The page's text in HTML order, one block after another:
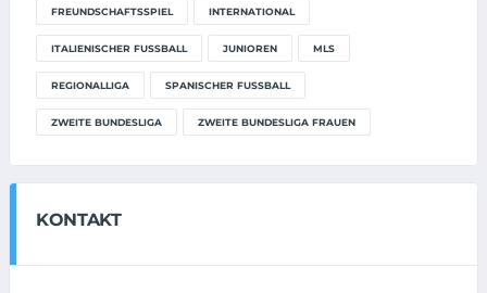
FREUNDSCHAFTSSPIEL INTERNATIONAL
ITALIENISCHER FUSSBALL JUNIOREN MLS
REGIONALLIGA SPANISCHER FUSSBALL
ZWEITE BUNDESLIGA ZWEITE BUNDESLIGA FRAUEN
KONTAKT